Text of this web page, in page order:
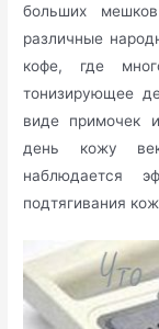
больших
различные
кофе, где
тонизирующее
виде примочек
день кожу
наблюдается
подтягивания